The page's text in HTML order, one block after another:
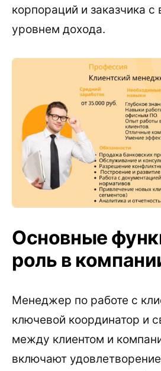
корпораций и заказчика с
уровнем дохода.
Основные
роль в
Менеджер по работе с
ключевой координатор и
между клиентом и
включают